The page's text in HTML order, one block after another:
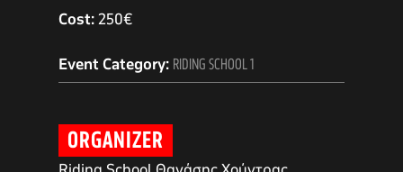
Cost:250€
Event Category: RIDING SCHOOL 1
ORGANIZER